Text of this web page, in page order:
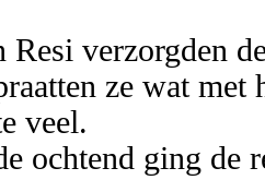
Resi verzorgden
ze wat
veel.
ochtend ging de